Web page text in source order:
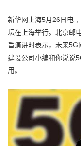
新华网上海5月26日电
坛在上海举行。北京邮
旨演讲时表示，未来
建设公司小编和你说说
用。